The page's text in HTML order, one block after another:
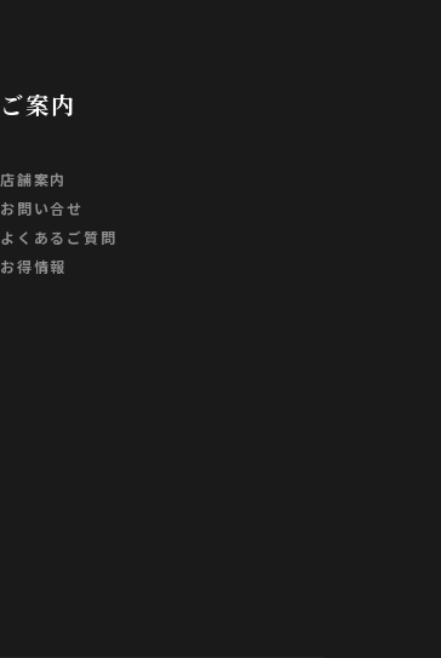
ご案内
店舗案内
お問い合せ
よくあるご質問
お得情報